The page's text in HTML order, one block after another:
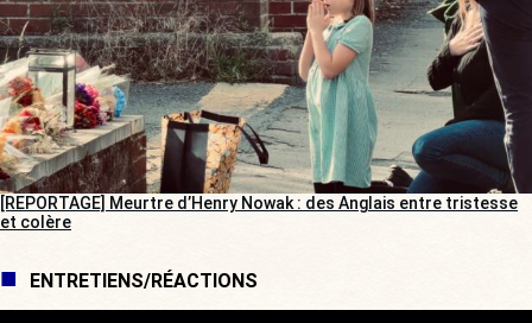
[REPORTAGE] Meurtre d’Henry Nowak : des Anglais entre tristesse
et colère
ENTRETIENS/RÉACTIONS